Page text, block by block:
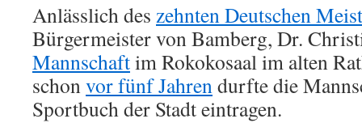
Anlässlich des zehnten Deutschen
Bürgermeister von Bamberg, Dr.
Mannschaftim Rokokosaal im alten
schonvor fünf Jahrendurfte die
Sportbuch der Stadt eintragen.